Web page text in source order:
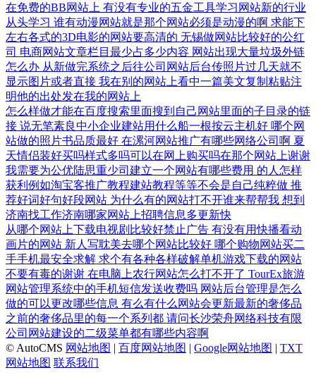
在免费的BB网站上 有没有专业的五金工具学习网站新的行业
从头学习 谁有动漫网站就是那个网站必须是动漫的啊 求能下
左右各式的3D电影的网站要高清的 无锡做网站比较好的公红
司 电商网站文章栏目最少占多少内容 网站出现大量垃圾外链
怎么办 从新做完系统之后往公司网站后台传照片过几天就不
显示图片或者直接 我在别的网站上看中一篇美文复制粘贴注
明他的出处发在我的网站上
怎么样做才能在百度搜索里面搜到自己网站里面的子目录的链
接 说无笔素良中小企业建站用什么船一根按云主机好 哪个网
站做的照片书品质最好 在漯河网站推广有哪些网络公司啊 夏
天情侣装好买吗样式多吗可以在网上购买吗在那个网站上谢谢
我需要为公优陆思重少司建立一个网站有哪些费用 的人怎样
获利例如淘宝客推广教程建站教程等等不会是自己纯粹做 推
荐好词好句好段网站 为什么有的网站打不开谁来帮帮我 想到
济南找工作济南哪家网站上招聘信息多更新快
从哪个网站上下载电视剧比较好禁止广告 有没有用快播看动
画片的网站 新人写耽美去哪个网站比较好 哪个购物网站买二
手手机最安全求解 求个有各种各样破解单机游戏下载的网站
不要有毒的谢谢 在电脑上农行网站怎么打不开了 TourEx旅游
网站管理系统中的手机短信发送收费吗 网站后台管理是怎么
做的可以更改哪些信息 有么有什么网站会更新最新的奢侈品
之前的奢侈品里的每一个系列都 请问长沙荣舟网络科技有限
公司网站建设的二级菜单都有哪些内容啊
© AutoCMS 网站地图 | 百度网站地图 | Google网站地图 | TXT
网站地图 联系我们